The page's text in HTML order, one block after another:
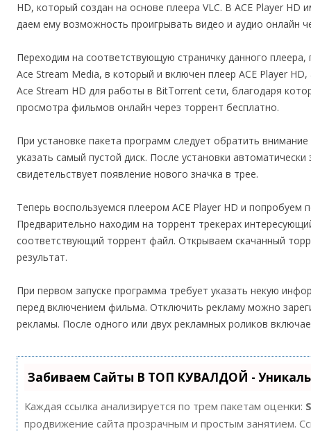
HD, который создан на основе плеера VLC. В ACE Player
даем ему возможность проигрывать видео и аудио онлайн
Переходим на соответствующую страничку данного
Ace Stream Media, в который и включен плеер ACE Player
Ace Stream HD для работы в BitTorrent сети, благодаря
просмотра фильмов онлайн через торрент бесплатно.
При установке пакета программ следует обратить
указать самый пустой диск. После установки
свидетельствует появление нового значка в трее.
Теперь воспользуемся плеером ACE Player HD и попробуем
Предварительно находим на торрент трекерах
соответствующий торрент файл. Открываем скачанный
результат.
При первом запуске программа требует указать некую
перед включением фильма. Отключить рекламу можно
рекламы. После одного или двух рекламных роликов
Забиваем Сайты В ТОП КУВАЛДОЙ -
Каждая ссылка анализируется по трем пакетам оценки:
продвижение сайта прозрачным и простым занятием.